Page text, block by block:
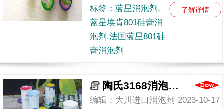
构成的含水混合物，纸浆通常来自
于木材、废纸和其他植物纤维。在
纸浆处理过程中，泡沫的产生可能
导...
标签：蓝星消泡剂,
蓝星埃肯801硅膏消
泡剂,法国蓝星801硅
膏消泡剂
了解详情
陶氏3168消泡剂的多重应用及优势
2023-10-17
编辑：大川进口消泡剂